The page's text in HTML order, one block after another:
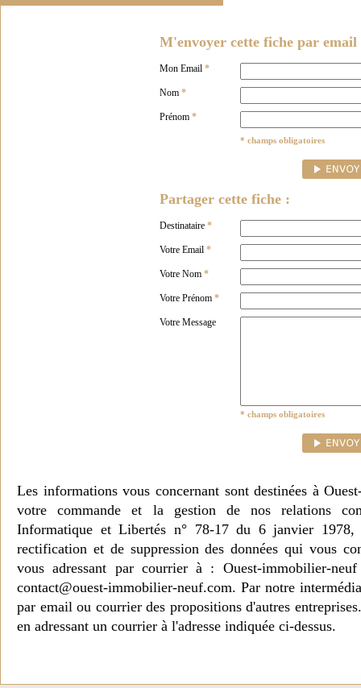
M'envoyer cette fiche par email
Mon Email *
Nom *
Prénom *
* champs obligatoires
Partager cette fiche :
Destinataire *
Votre Email *
Votre Nom *
Votre Prénom *
Votre Message
* champs obligatoires
Les informations vous concernant sont destinées à
votre commande et la gestion de nos relations
Informatique et Libertés n° 78-17 du 6 janvier 1978,
rectification et de suppression des données qui vous
vous adressant par courrier à : Ouest-immobilier-
contact@ouest-immobilier-neuf.com. Par notre
par email ou courrier des propositions d'autres
en adressant un courrier à l'adresse indiquée ci-dessus.